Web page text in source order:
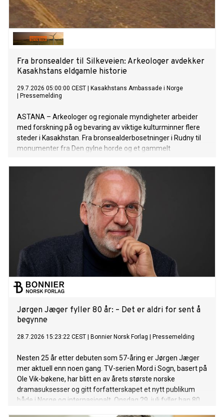
Fra bronsealder til Silkeveien: Arkeologer avdekker
Kasakhstans eldgamle historie
29.7.2026 05:00:00 CEST
Kasakhstans Ambassade i Norge
Pressemelding
ASTANA – Arkeologer og regionale myndigheter arbeider
med forskning på og bevaring av viktige kulturminner flere
steder i Kasakhstan. Fra bronsealderbosetninger i Rudny til
monumenter fra Den gylne horde og et gammelt
kunnskap om landets arkeologiske arv og bidrar til langsiktig
Jørgen Jæger fyller 80 år: – Det er aldri for sent å
begynne
28.7.2026 15:23:22 CEST Bonnier Norsk Forlag Pressemelding
Nesten 25 år etter debuten som 57-åring er Jørgen Jæger
mer aktuell enn noen gang. TV-serien Mord i Sogn, basert på
Ole Vik-bøkene, har blitt en av årets største norske
dramasuksesser og gitt forfatterskapet et nytt publikum
både i Norge og internasjonalt. Onsdag 29. juli fyller han 80